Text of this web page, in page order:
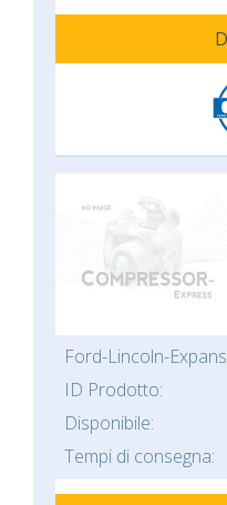
Ford-Lincoln-
ID Prodotto:
Disponibile:
Tempi di consegna: